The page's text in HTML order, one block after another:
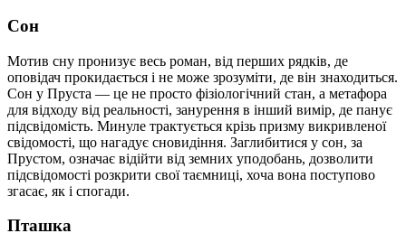
Сон
Мотив сну пронизує весь роман, від перших рядків, де
оповідач прокидається і не може зрозуміти, де він знаходиться.
Сон у Пруста — це не просто фізіологічний стан, а метафора
для відходу від реальності, занурення в інший вимір, де панує
підсвідомість. Минуле трактується крізь призму викривленої
свідомості, що нагадує сновидіння. Заглибитися у сон, за
Прустом, означає відійти від земних уподобань, дозволити
підсвідомості розкрити свої таємниці, хоча вона поступово
згасає, як і спогади.
Пташка